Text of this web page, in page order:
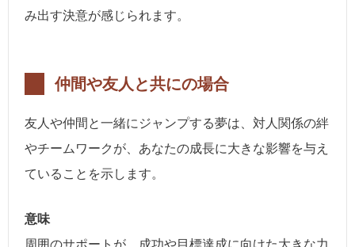
み出す決意が感じられます。
仲間や友人と共にの場合
友人や仲間と一緒にジャンプする夢は、対人関係の絆
やチームワークが、あなたの成長に大きな影響を与え
ていることを示します。
意味